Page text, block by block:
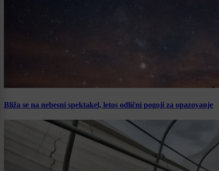
Bliža se na nebesni spektakel, letos odlični pogoji za opazovanje